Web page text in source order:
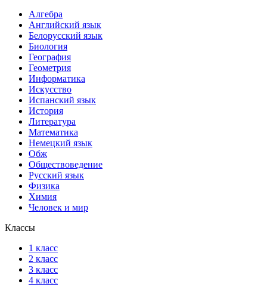
Алгебра
Английский язык
Белорусский язык
Биология
География
Геометрия
Информатика
Искусство
Испанский язык
История
Литература
Математика
Немецкий язык
Обж
Обществоведение
Русский язык
Физика
Химия
Человек и мир
Классы
1 класс
2 класс
3 класс
4 класс